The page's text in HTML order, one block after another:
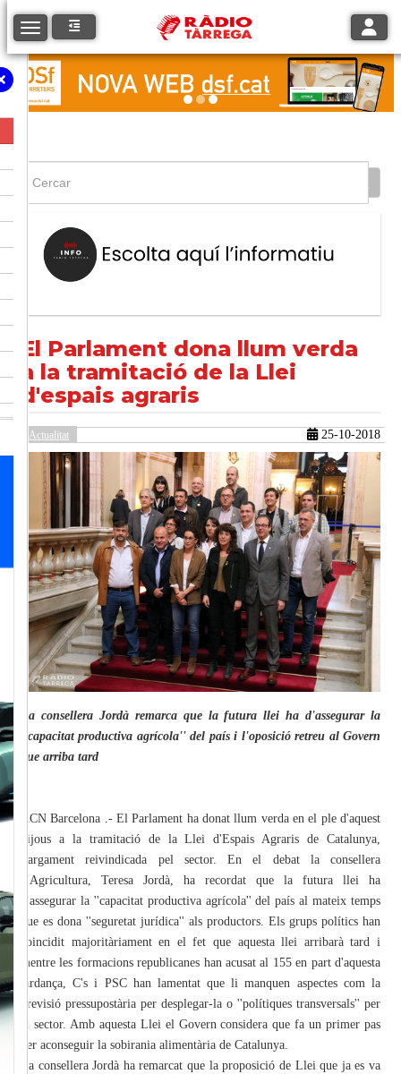
Toggle navigation
El Parlament dona llum verda
a la tramitació de la Llei
d'espais agraris
Actualitat 25-10-2018
La consellera Jordà remarca que la futura llei ha d'assegurar la
''capacitat productiva agrícola'' del país i l'oposició retreu al Govern
que arriba tard
ACN Barcelona .- El Parlament ha donat llum verda en el ple d'aquest
dijous a la tramitació de la Llei d'Espais Agraris de Catalunya,
llargament reivindicada pel sector. En el debat la consellera
d'Agricultura, Teresa Jordà, ha recordat que la futura llei ha
d'assegurar la ''capacitat productiva agrícola'' del país al mateix temps
que es dona ''seguretat jurídica'' als productors. Els grups polítics han
coincidit majoritàriament en el fet que aquesta llei arribarà tard i
mentre les formacions republicanes han acusat al 155 en part d'aquesta
tardança, C's i PSC han lamentat que li manquen aspectes com la
previsió pressupostària per desplegar-la o ''polítiques transversals'' per
al sector. Amb aquesta Llei el Govern considera que fa un primer pas
per aconseguir la sobirania alimentària de Catalunya.
La consellera Jordà ha remarcat que la proposició de Llei que ja es va